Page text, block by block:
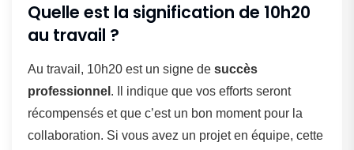
Quelle est la signification de 10h20
au travail ?
Au travail, 10h20 est un signe de succès
professionnel . Il indique que vos efforts seront
récompensés et que c’est un bon moment pour la
collaboration. Si vous avez un projet en équipe, cette